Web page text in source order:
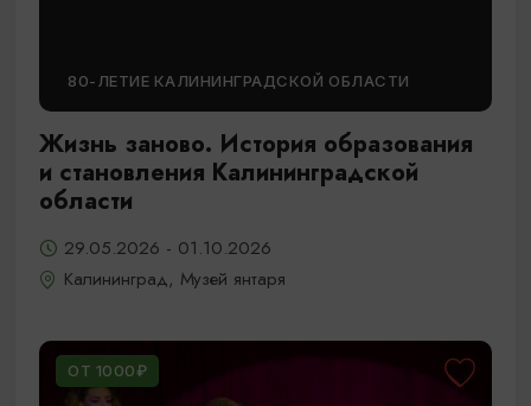
80-ЛЕТИЕ КАЛИНИНГРАДСКОЙ ОБЛАСТИ
Жизнь заново. История образования
и становления Калининградской
области
29.05.2026 - 01.10.2026
Калининград, Музей янтаря
ОТ 1000₽